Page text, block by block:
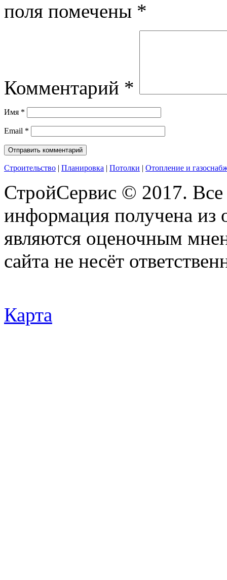
поля помечены *
Комментарий *
Имя *
Email *
Строительство | Планировка | Потолки | Отопление и
СтройСервис © 2017.
информация получена из
являются оценочным
сайта не несёт
Карта